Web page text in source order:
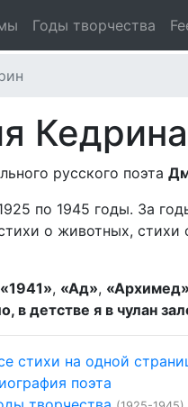
Годы творчества
Кедрина
русского поэта
по 1945 годы. За
о животных, стихи
«1941», «Ад», «Архимед»
в детстве я в чулан
стихи на одной
поэта